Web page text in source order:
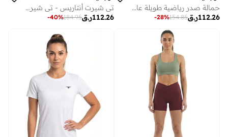
حمالة صدر رياضية طويلة عالية الشدة ثوكفيت ايروفيت - وردي محمر
ر.ق112.26
154.85
-28%
تي شيرت أنتاريس - تي شيرت نسائي - أبيض
ر.ق112.26
184.95
-40%